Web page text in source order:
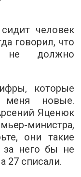
человек
говорил, что
не должно
которые
меня новые.
Яценюк
министра,
они такие
него бы не
27 списали.